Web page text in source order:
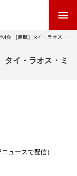
menu
会 ［渡航］タイ・ラオス・
タイ・ラオス・ミ
ュースで配信）